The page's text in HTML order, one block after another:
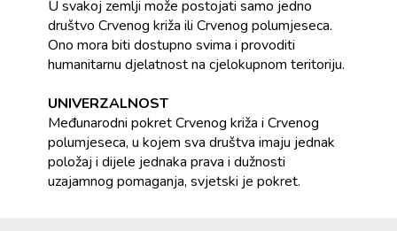
U svakoj zemlji može postojati samo jedno
društvo Crvenog križa ili Crvenog polumjeseca.
Ono mora biti dostupno svima i provoditi
humanitarnu djelatnost na cjelokupnom teritoriju.
UNIVERZALNOST
Međunarodni pokret Crvenog križa i Crvenog
polumjeseca, u kojem sva društva imaju jednak
položaj i dijele jednaka prava i dužnosti
uzajamnog pomaganja, svjetski je pokret.